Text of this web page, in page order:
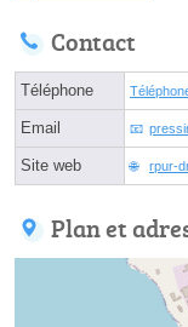
Contact
Téléphone
Email
Site web rpur-
Plan et